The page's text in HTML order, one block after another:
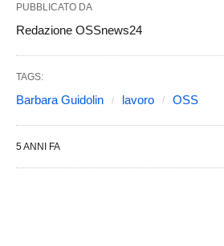
PUBBLICATO DA
Redazione OSSnews24
TAGS:
Barbara Guidolin lavoro OSS
5 ANNI FA